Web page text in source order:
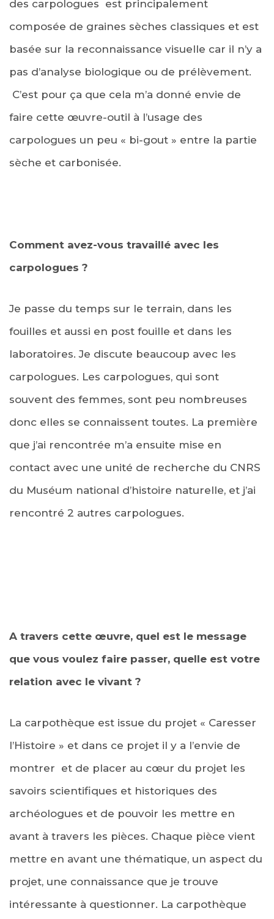
des carpologues est principalement
composée de graines sèches classiques et est
basée sur la reconnaissance visuelle car il n’y a
pas d’analyse biologique ou de prélèvement.
C’est pour ça que cela m’a donné envie de
faire cette œuvre-outil à l’usage des
carpologues un peu « bi-gout » entre la partie
sèche et carbonisée.
Comment avez-vous travaillé avec les
carpologues ?
Je passe du temps sur le terrain, dans les
fouilles et aussi en post fouille et dans les
laboratoires. Je discute beaucoup avec les
carpologues. Les carpologues, qui sont
souvent des femmes, sont peu nombreuses
donc elles se connaissent toutes. La première
que j’ai rencontrée m’a ensuite mise en
contact avec une unité de recherche du CNRS
du Muséum national d’histoire naturelle, et j’ai
rencontré 2 autres carpologues.
A travers cette œuvre, quel est le message
que vous voulez faire passer, quelle est votre
relation avec le vivant ?
La carpothèque est issue du projet « Caresser
l’Histoire » et dans ce projet il y a l’envie de
montrer et de placer au cœur du projet les
savoirs scientifiques et historiques des
archéologues et de pouvoir les mettre en
avant à travers les pièces. Chaque pièce vient
mettre en avant une thématique, un aspect du
projet, une connaissance que je trouve
intéressante à questionner. La carpothèque